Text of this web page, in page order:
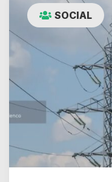
SOCIAL